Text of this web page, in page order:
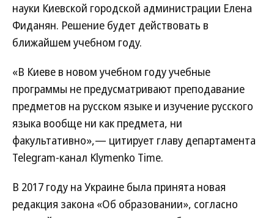
науки Киевской городской администрации Елена
Фиданян. Решение будет действовать в
ближайшем учебном году.
«В Киеве в новом учебном году учебные
программы не предусматривают преподавание
предметов на русском языке и изучение русского
языка вообще ни как предмета, ни
факультативно»,— цитирует главу департамента
Telegram-канал Klymenko Time.
В 2017 году на Украине была принята новая
редакция закона «Об образовании», согласно